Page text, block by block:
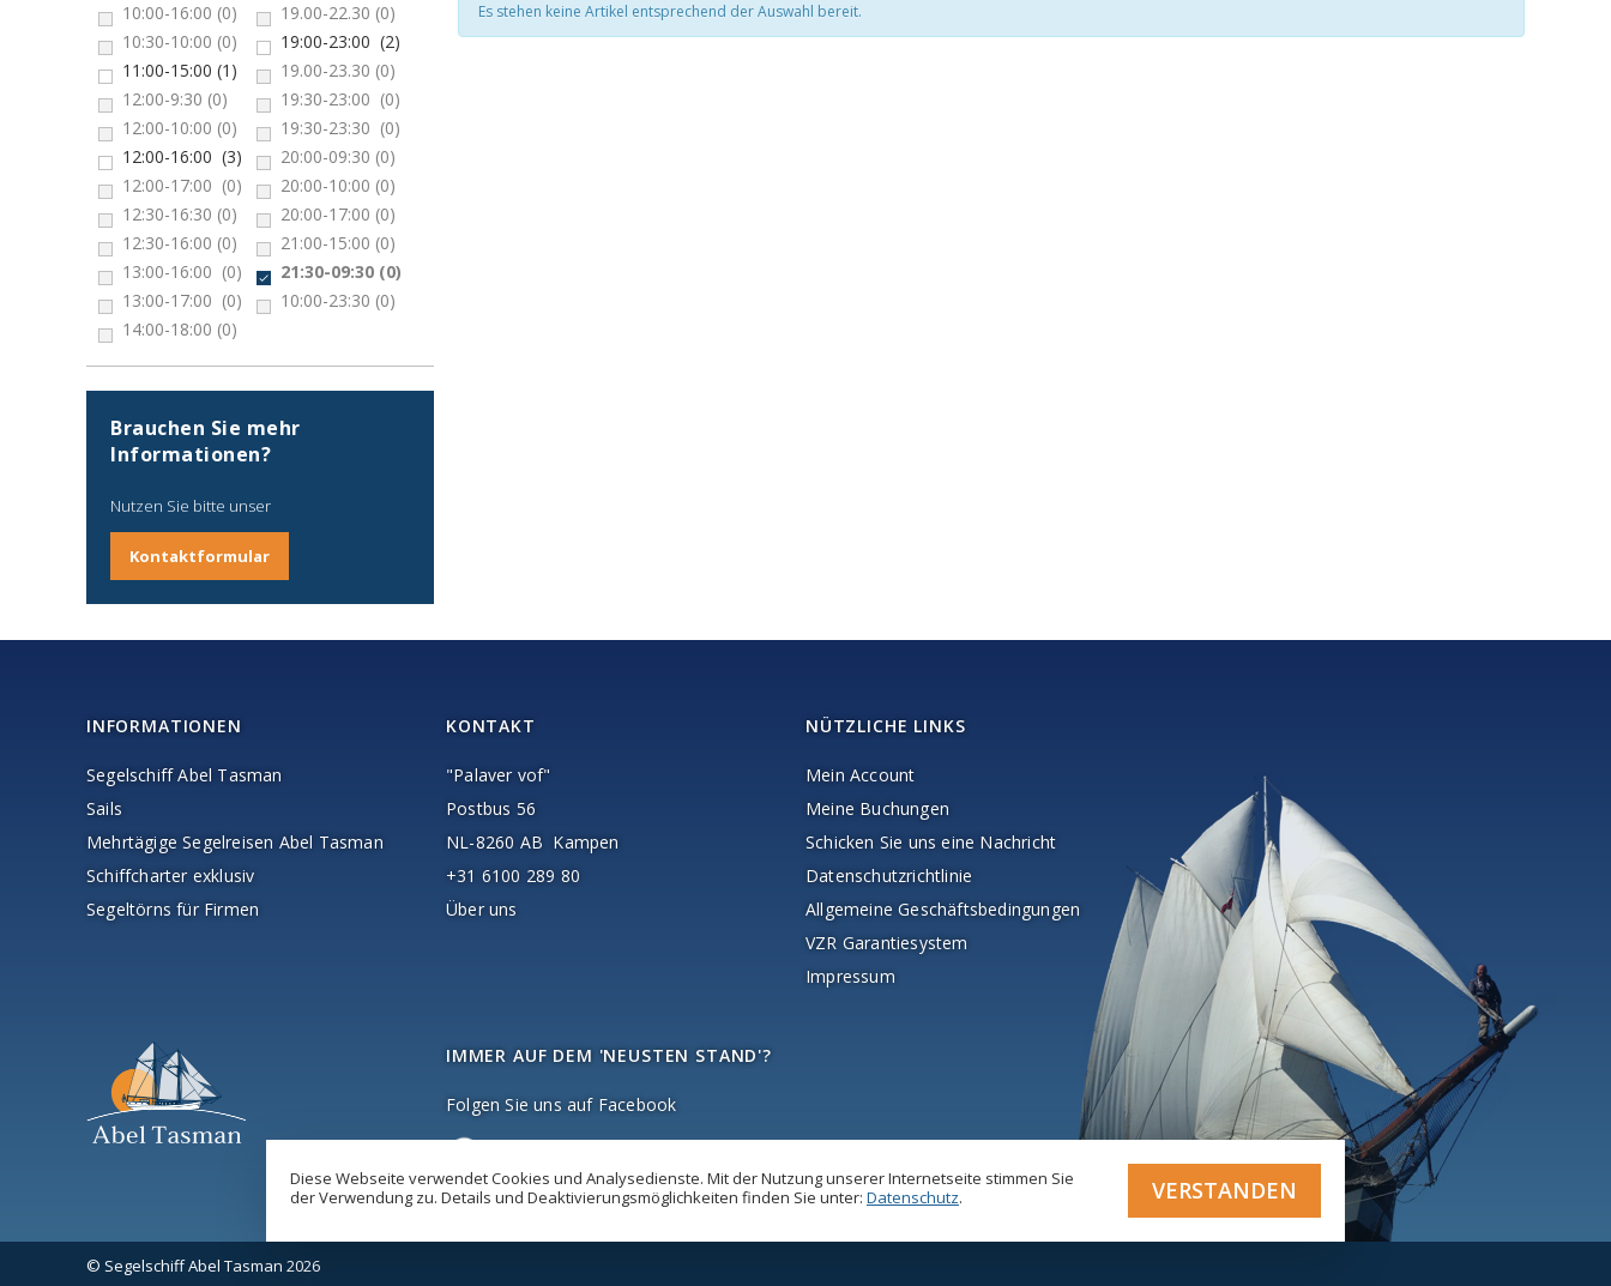
10:00-16:00 (0)
10:30-10:00 (0)
11:00-15:00 (1)
12:00-9:30 (0)
12:00-10:00 (0)
12:00-16:00 (3)
12:00-17:00 (0)
12:30-16:30 (0)
12:30-16:00 (0)
13:00-16:00 (0)
13:00-17:00 (0)
14:00-18:00 (0)
19.00-22.30 (0)
19:00-23:00(2)
19.00-23.30 (0)
19:30-23:00 (0)
19:30-23:30 (0)
20:00-09:30 (0)
20:00-10:00 (0)
20:00-17:00 (0)
21:00-15:00 (0)
21:30-09:30 (0)
10:00-23:30 (0)
Es stehen keine Artikel entsprechend der Auswahl bereit.
Brauchen Sie mehr
Informationen?
Nutzen Sie bitte unser
Kontaktformular
INFORMATIONEN
Segelschiff Abel Tasman
Sails
Mehrtägige Segelreisen Abel Tasman
Schiffcharter exklusiv
Segeltörns für Firmen
KONTAKT
"Palaver vof"
Postbus 56
NL-8260 AB Kampen
+31 6100 289 80
Über uns
NÜTZLICHE LINKS
Mein Account
Meine Buchungen
Schicken Sie uns eine Nachricht
Datenschutzrichtlinie
Allgemeine Geschäftsbedingungen
VZR Garantiesystem
Impressum
IMMER AUF DEM 'NEUSTEN STAND'?
Folgen Sie uns auf Facebook
© Segelschiff Abel Tasman 2026
Diese Webseite verwendet Cookies und Analysedienste. Mit der Nutzung unserer Internetseite stimmen Sie
der Verwendung zu. Details und Deaktivierungsmöglichkeiten finden Sie unter: Datenschutz. VERSTANDEN